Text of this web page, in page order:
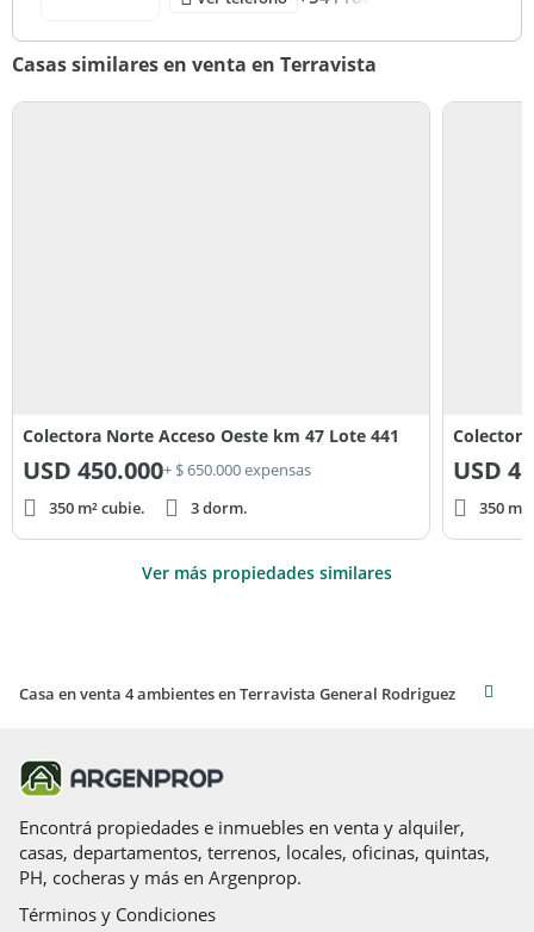
Casas similares en venta en Terravista
Colectora Norte Acceso Oeste km 47 Lote 441
USD 450.000+ $ 650.000 expensas
350 m² cubie.
3 dorm.
USD
350
Ver más propiedades similares
Casa en venta 4 ambientes en Terravista General Rodriguez
Encontrá propiedades e inmuebles en venta y alquiler,
casas, departamentos, terrenos, locales, oficinas, quintas,
PH, cocheras y más en Argenprop.
Términos y Condiciones